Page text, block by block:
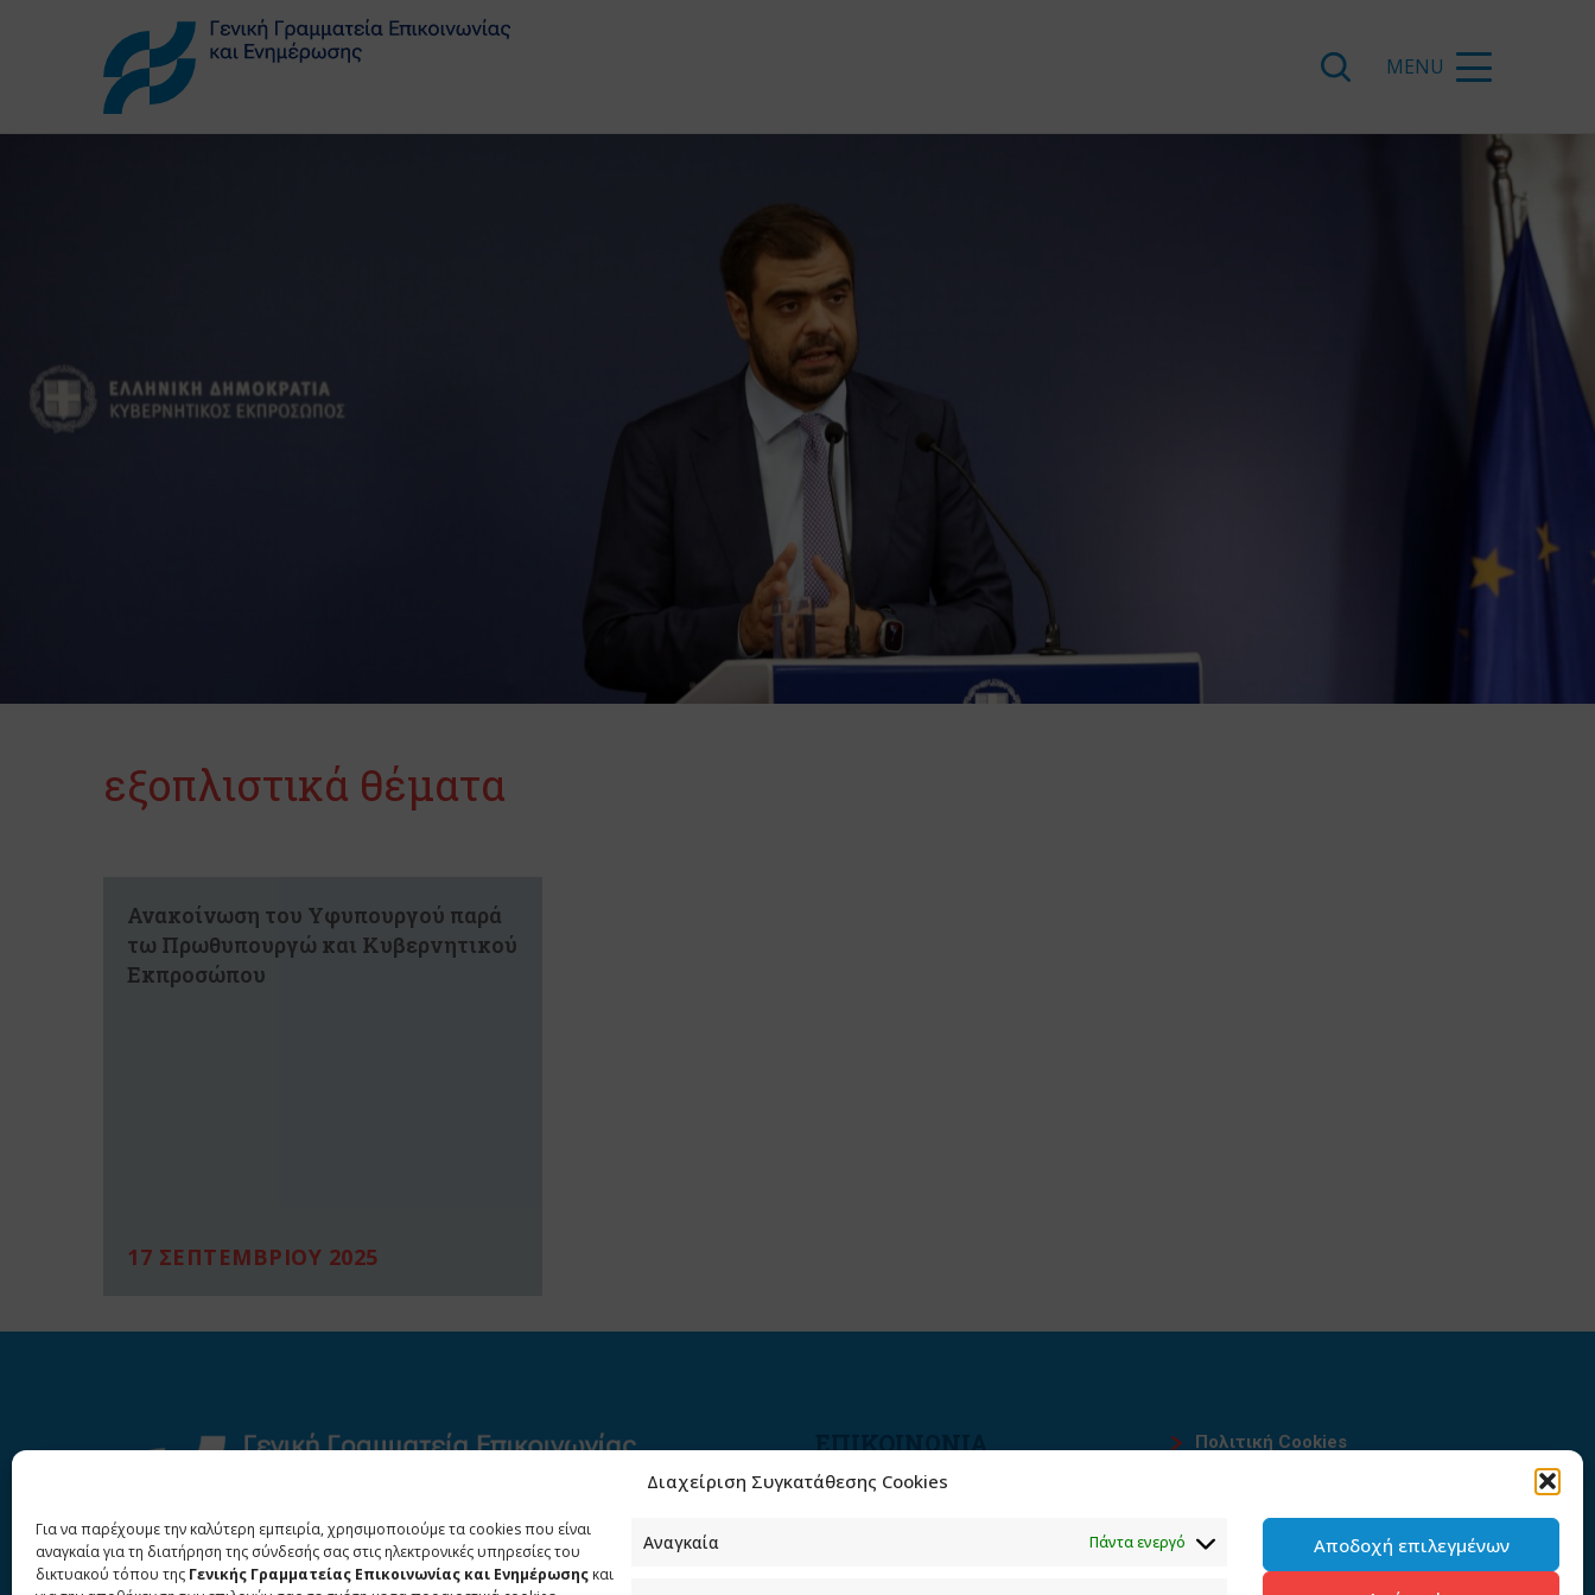
Διαχείριση Συγκατάθεσης Cookies
Για να παρέχουμε την καλύτερη εμπειρία, χρησιμοποιούμε τα cookies που είναι
αναγκαία για τη διατήρηση της σύνδεσής σας στις ηλεκτρονικές υπηρεσίες του
δικτυακού τόπου της Γενικής Γραμματείας Επικοινωνίας και Ενημέρωσης και
Αναγκαία Πάντα ενεργό Αποδοχή επιλεγμένων
εξοπλιστικά θέματα
Ανακοίνωση του Υφυπουργού παρά
τω Πρωθυπουργώ και Κυβερνητικού
Εκπροσώπου
17 ΣΕΠΤΕΜΒΡΙΟΥ 2025
ΕΠΙΚΟΙΝΩΝΙΑ
Φραγκούδη 11 & Αλεξάνδρου
Πολιτική Cookies
Πολιτική προστασίας
προσωπικών δεδομένων του
παρόντος ιστότοπου